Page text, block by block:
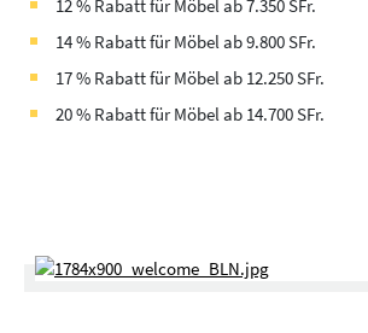
12 % Rabatt für Möbel ab 7.350 SFr.
14 % Rabatt für Möbel ab 9.800 SFr.
17 % Rabatt für Möbel ab 12.250 SFr.
20 % Rabatt für Möbel ab 14.700 SFr.